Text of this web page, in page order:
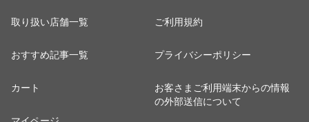
取り扱い店舗一覧
おすすめ記事一覧
カート
ご利用規約
プライバシーポリシー
お客さまご利用端末からの情報
の外部送信について